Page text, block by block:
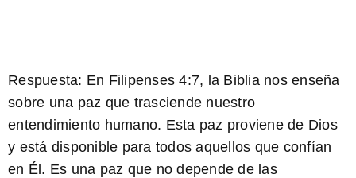
Respuesta: En Filipenses 4:7, la Biblia nos enseña
sobre una paz que trasciende nuestro
entendimiento humano. Esta paz proviene de Dios
y está disponible para todos aquellos que confían
en Él. Es una paz que no depende de las